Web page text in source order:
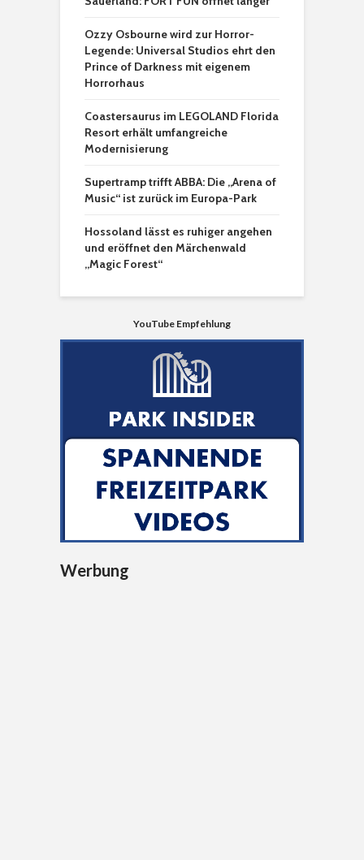
Ozzy Osbourne wird zur Horror-
Legende: Universal Studios ehrt den
Prince of Darkness mit eigenem
Horrorhaus
Coastersaurus im LEGOLAND Florida
Resort erhält umfangreiche
Modernisierung
Supertramp trifft ABBA: Die „Arena of
Music“ ist zurück im Europa-Park
Hossoland lässt es ruhiger angehen
und eröffnet den Märchenwald
„Magic Forest“
YouTube Empfehlung
Werbung